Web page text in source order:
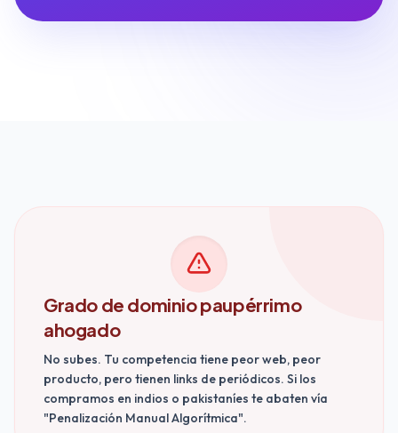
Servicios Legales
Grado de dominio paupérrimo
ahogado
No subes. Tu competencia tiene peor web, peor
producto, pero tienen links de periódicos. Si los
compramos en indios o pakistaníes te abaten vía
"Penalización Manual Algorítmica".